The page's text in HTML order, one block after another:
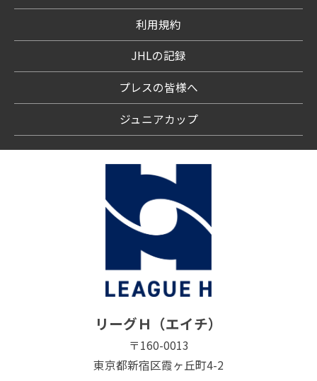
利用規約
JHLの記録
プレスの皆様へ
ジュニアカップ
リーグＨ（エイチ）
〒160-0013
東京都新宿区霞ヶ丘町4-2